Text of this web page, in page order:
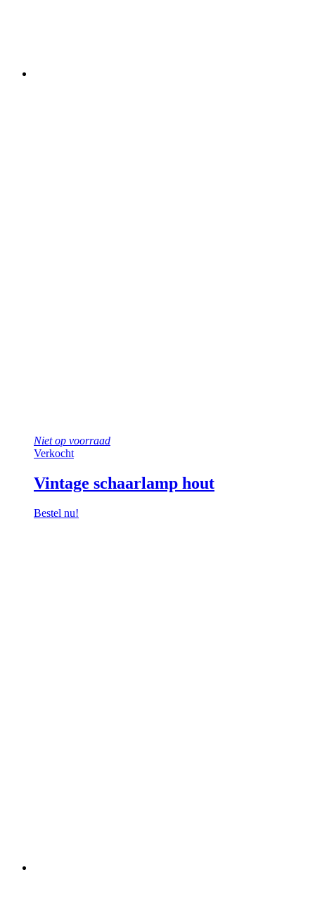
Niet op voorraad
Verkocht
Vintage schaarlamp hout
Bestel nu!